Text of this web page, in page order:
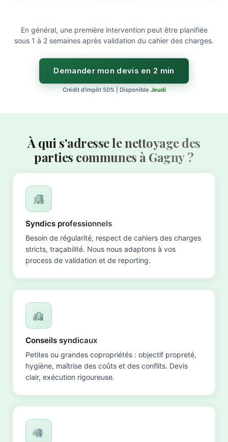
En général, une première intervention peut être planifiée
sous 1 à 2 semaines après validation du cahier des charges.
Demander mon devis en 2 min
Crédit d'impôt 50% | Disponible Jeudi
À qui s'adresse le nettoyage des
parties communes à Gagny ?
Syndics professionnels
Besoin de régularité, respect de cahiers des charges
stricts, traçabilité. Nous nous adaptons à vos
process de validation et de reporting.
Conseils syndicaux
Petites ou grandes copropriétés : objectif propreté,
hygiène, maîtrise des coûts et des conflits. Devis
clair, exécution rigoureuse.